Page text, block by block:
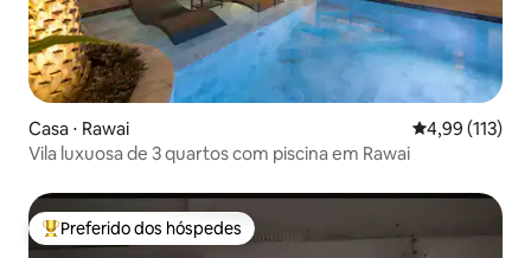
Casa ⋅ Rawai 4,99 de uma
4,99 (113)
Vila luxuosa de 3 quartos com piscina em Rawai
Entre os melhores preferidos dos hóspedes
Preferido dos hóspedes